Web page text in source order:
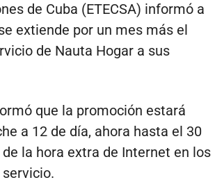
de Cuba (ETECSA) informó a
extiende por un mes más el
de Nauta Hogar a sus
que la promoción estará
a 12 de día, ahora hasta el 30
la hora extra de Internet en los